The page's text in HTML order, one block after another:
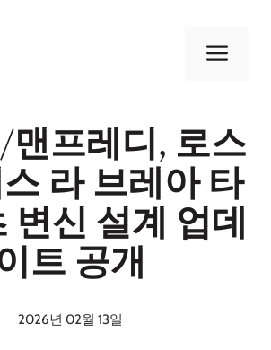
메
맨프레디, 로스
라 브레아 타
변신 설계 업데
트 공개
2026년 02월 13일